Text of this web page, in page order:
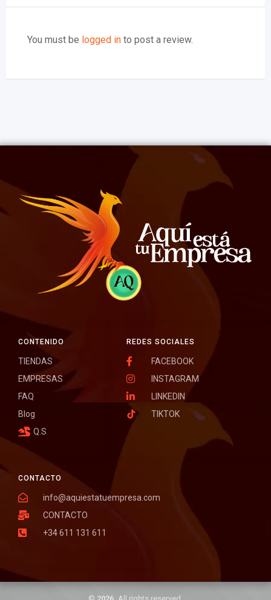
You must be logged in to post a review.
CONTACTO
info@aquiestatuempresa.com
CONTACTO
+34 611 131 611
REDES SOCIALES
FACEBOOK
INSTAGRAM
LINKEDIN
TIKTOK
CONTENIDO
TIENDAS
EMPRESAS
FAQ
Blog
Q.S